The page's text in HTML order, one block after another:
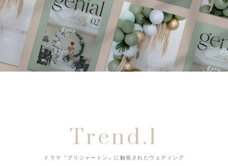
Trend.1
ドラマ『ブリジャートン』に触発されたウェディング